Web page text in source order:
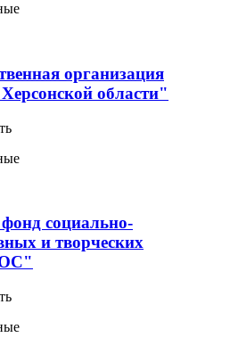
организация
области"
социально-
и творческих